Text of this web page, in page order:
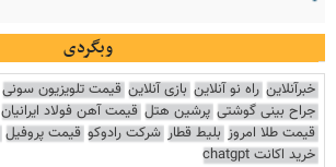
وبگردی
خبرآنلاین راه نو آنلاین بازی آنلاین قیمت تلویزیون سونی
جراح بینی گوشتی پرشین هتل قیمت آهن فولاد ایرانیان
قیمت طلا امروز بلیط قطار شرکت رادوکو قیمت پروفیل
خرید اکانت chatgpt